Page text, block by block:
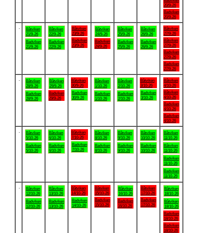
20/9-26
Badviken
20/9-26
Båtviken
21/9-26
Badviken
21/9-26
Båtviken
22/9-26
Badviken
22/9-26
Båtviken
23/9-26
Badviken
23/9-26
Båtviken
24/9-26
Badviken
24/9-26
Båtviken
25/9-26
Badviken
25/9-26
Båtviken
26/9-26
Badviken
26/9-26
Båtviken
27/9-26
Båtviken
27/9-26
Badviken
27/9-26
Badviken
27/9-26
Båtviken
28/9-26
Badviken
28/9-26
Båtviken
29/9-26
Badviken
29/9-26
Båtviken
30/9-26
Badviken
30/9-26
Båtviken
1/10-26
Badviken
1/10-26
Båtviken
2/10-26
Badviken
2/10-26
Båtviken
3/10-26
Badviken
3/10-26
Båtviken
4/10-26
Båtviken
4/10-26
Badviken
4/10-26
Badviken
4/10-26
Båtviken
5/10-26
Badviken
5/10-26
Båtviken
6/10-26
Badviken
6/10-26
Båtviken
7/10-26
Badviken
7/10-26
Båtviken
8/10-26
Badviken
8/10-26
Båtviken
9/10-26
Badviken
9/10-26
Båtviken
10/10-26
Badviken
10/10-26
Båtviken
11/10-26
Båtviken
11/10-26
Badviken
11/10-26
Badviken
11/10-26
Båtviken
12/10-26
Badviken
12/10-26
Båtviken
13/10-26
Badviken
13/10-26
Båtviken
14/10-26
Badviken
14/10-26
Båtviken
15/10-26
Badviken
15/10-26
Båtviken
16/10-26
Badviken
16/10-26
Båtviken
17/10-26
Badviken
17/10-26
Båtviken
18/10-26
Båtviken
18/10-26
Badviken
18/10-26
Badviken
18/10-26